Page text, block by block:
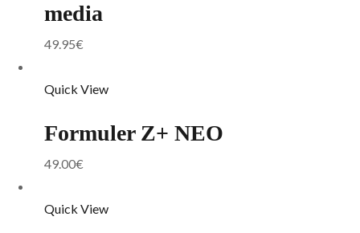
media
49.95€
Quick View
Formuler Z+ NEO
49.00€
Quick View